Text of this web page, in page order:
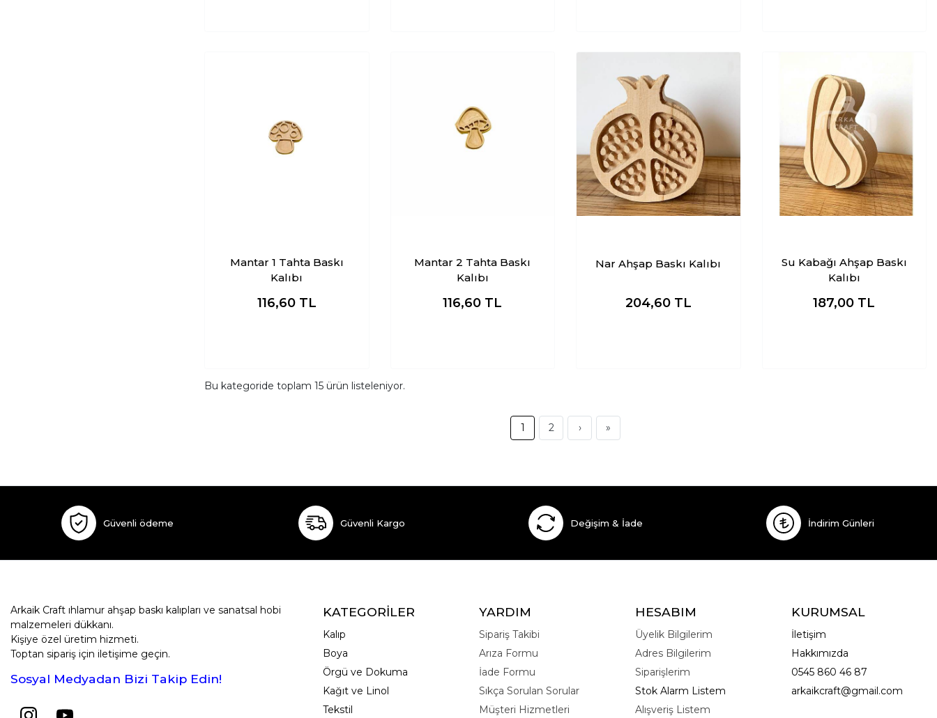
Mantar 1 Tahta Baskı
Kalıbı
116,60 TL
Mantar 2 Tahta Baskı
Kalıbı
116,60 TL
Nar Ahşap Baskı Kalıbı
204,60 TL
Su Kabağı Ahşap Baskı
Kalıbı
187,00 TL
Bu kategoride toplam 15 ürün listeleniyor.
1 2 › »
Güvenli ödeme Güvenli Kargo Değişim & İade İndirim Günleri
Arkaik Craft ıhlamur ahşap baskı kalıpları ve sanatsal hobi
malzemeleri dükkanı.
Kişiye özel üretim hizmeti.
Toptan sipariş için iletişime geçin.
Sosyal Medyadan Bizi Takip Edin!
KATEGORİLER
Kalıp
Boya
Örgü ve Dokuma
Kağıt ve Linol
Tekstil
YARDIM
Sipariş Takibi
Arıza Formu
İade Formu
Sıkça Sorulan Sorular
Müşteri Hizmetleri
HESABIM
Üyelik Bilgilerim
Adres Bilgilerim
Siparişlerim
Stok Alarm Listem
Alışveriş Listem
KURUMSAL
İletişim
Hakkımızda
0545 860 46 87
arkaikcraft@gmail.com